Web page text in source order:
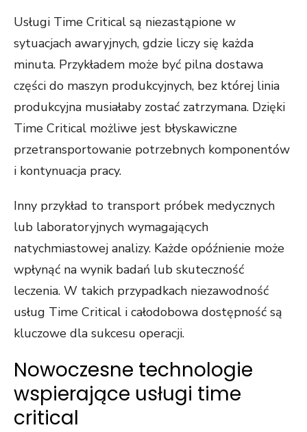
Usługi Time Critical są niezastąpione w
sytuacjach awaryjnych, gdzie liczy się każda
minuta. Przykładem może być pilna dostawa
części do maszyn produkcyjnych, bez której linia
produkcyjna musiałaby zostać zatrzymana. Dzięki
Time Critical możliwe jest błyskawiczne
przetransportowanie potrzebnych komponentów
i kontynuacja pracy.
Inny przykład to transport próbek medycznych
lub laboratoryjnych wymagających
natychmiastowej analizy. Każde opóźnienie może
wpłynąć na wynik badań lub skuteczność
leczenia. W takich przypadkach niezawodność
usług Time Critical i całodobowa dostępność są
kluczowe dla sukcesu operacji.
Nowoczesne technologie
wspierające usługi time
critical